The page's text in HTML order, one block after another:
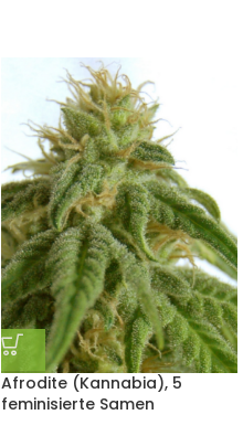
Afrodite (Kannabia), 5
feminisierte Samen